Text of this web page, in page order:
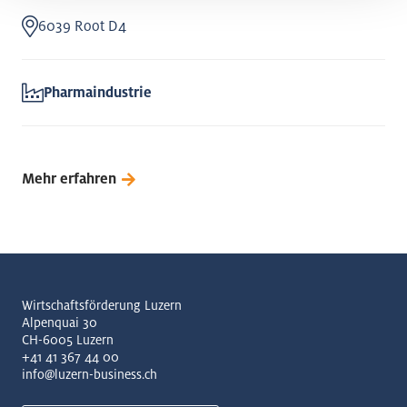
6039 Root D4
Pharmaindustrie
Mehr erfahren
Wirtschaftsförderung Luzern
Alpenquai 30
CH-6005 Luzern
+41 41 367 44 00
info@luzern-business.ch